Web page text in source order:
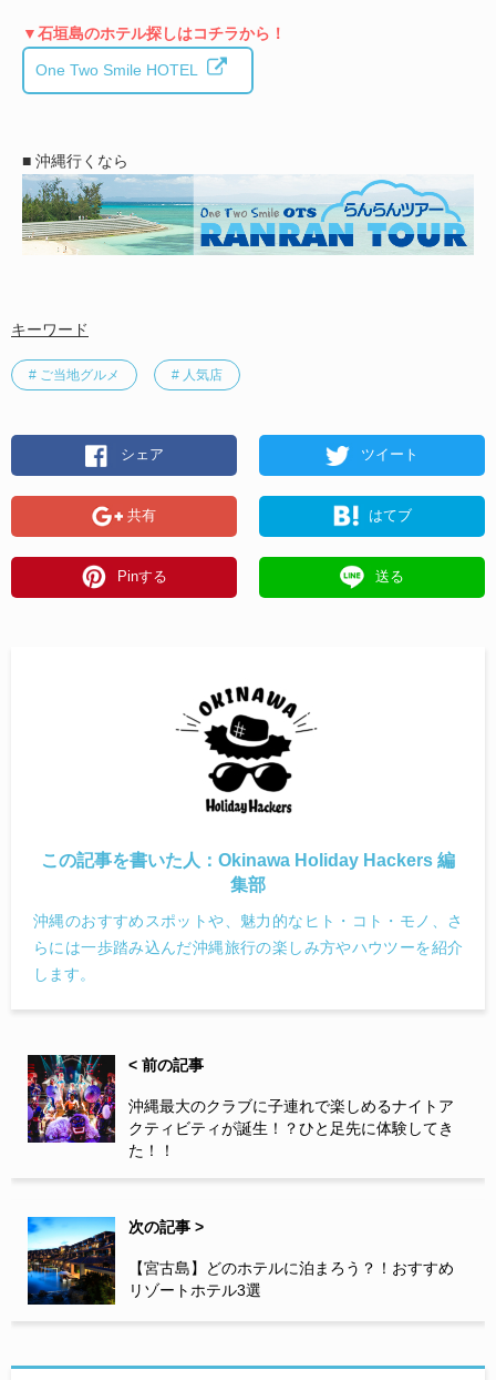
▼石垣島のホテル探しはコチラから！
One Two Smile HOTEL
■ 沖縄行くなら
キーワード
# ご当地グルメ # 人気店
シェア ツイート
共有 はてブ
Pinする 送る
この記事を書いた人： Okinawa Holiday Hackers 編
集部
沖縄のおすすめスポットや、魅力的なヒト・コト・モノ、さ
らには一歩踏み込んだ沖縄旅行の楽しみ方やハウツーを紹介
します。
< 前の記事
沖縄最大のクラブに子連れで楽しめるナイトア
クティビティが誕生！？ひと足先に体験してき
た！！
次の記事 >
【宮古島】どのホテルに泊まろう？！おすすめ
リゾートホテル3選